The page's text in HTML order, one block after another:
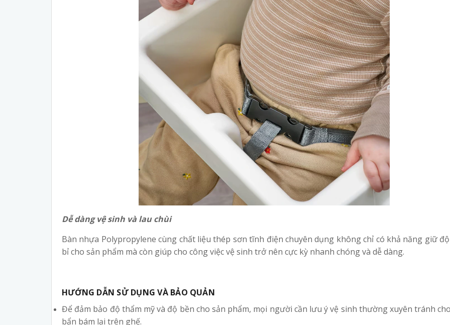
Dễ dàng vệ sinh và lau chùi
Bàn nhựa Polypropylene cùng chất liệu thép sơn tĩnh điện chuyên dụng không chỉ có khả năng giữ
bỉ cho sản phẩm mà còn giúp cho công việc vệ sinh trở nên cực kỳ nhanh chóng và dễ dàng.
HƯỚNG DẪN SỬ DỤNG VÀ BẢO QUẢN
Để đảm bảo độ thẩm mỹ và độ bền cho sản phẩm, mọi người cần lưu ý vệ sinh thường xuyên tránh
bẩn bám lại trên ghế.